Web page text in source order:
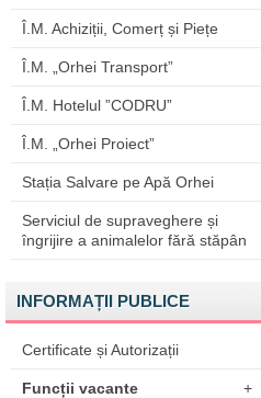
Î.M. Achiziții, Comerț și Piețe
Î.M. „Orhei Transport”
Î.M. Hotelul ”CODRU”
Î.M. „Orhei Proiect”
Stația Salvare pe Apă Orhei
Serviciul de supraveghere și
îngrijire a animalelor fără stăpân
INFORMAȚII PUBLICE
Certificate și Autorizații
Funcții vacante +